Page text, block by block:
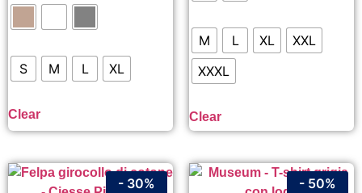
S M L XL
Clear
M L XL
XXL
XXXL
Clear
- 30% - 50%